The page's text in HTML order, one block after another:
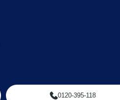
0120-395-118